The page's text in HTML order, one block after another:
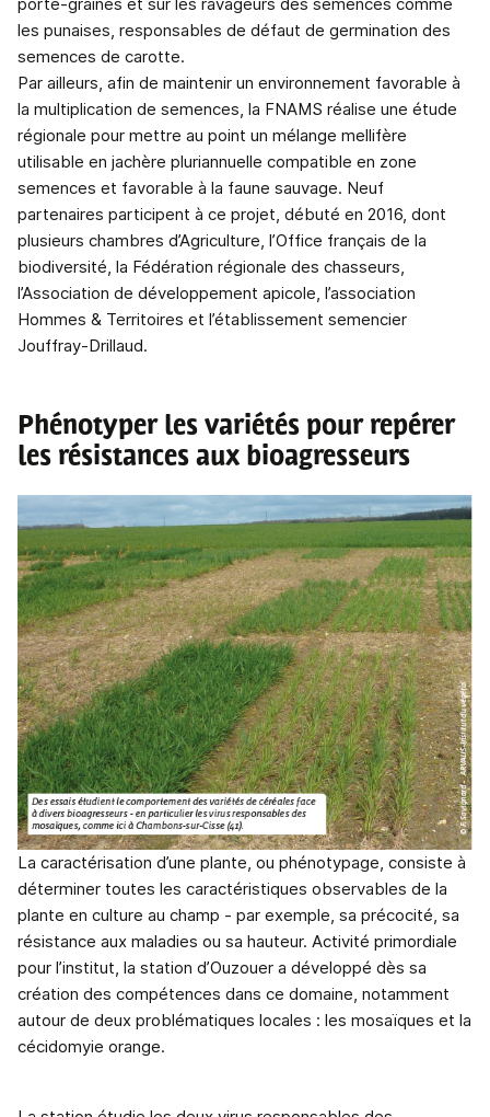
les punaises, responsables de défaut de germination des
semences de carotte.
Par ailleurs, afin de maintenir un environnement favorable à
la multiplication de semences, la FNAMS réalise une étude
régionale pour mettre au point un mélange mellifère
utilisable en jachère pluriannuelle compatible en zone
semences et favorable à la faune sauvage. Neuf
partenaires participent à ce projet, débuté en 2016, dont
plusieurs chambres d’Agriculture, l’Office français de la
biodiversité, la Fédération régionale des chasseurs,
l’Association de développement apicole, l’association
Hommes & Territoires et l’établissement semencier
Jouffray-Drillaud.
Phénotyper les variétés pour repérer
les résistances aux bioagresseurs
La caractérisation d’une plante, ou phénotypage, consiste à
déterminer toutes les caractéristiques observables de la
plante en culture au champ - par exemple, sa précocité, sa
résistance aux maladies ou sa hauteur. Activité primordiale
pour l’institut, la station d’Ouzouer a développé dès sa
création des compétences dans ce domaine, notamment
autour de deux problématiques locales : les mosaïques et la
cécidomyie orange.